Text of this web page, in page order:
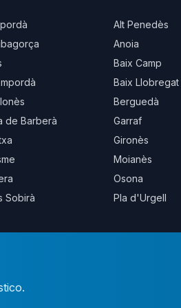
Alt Penedès
Anoia
Baix Camp
Baix Llobregat
Berguedà
de Barberà
Garraf
Gironès
Moianès
Osona
Sobirà Pla d'Urgell